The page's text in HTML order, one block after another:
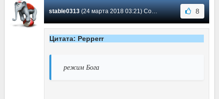
stable0313(24 марта 2018 03:21) Сообщение #62 8
Цитата: Pepperr
режим Бога